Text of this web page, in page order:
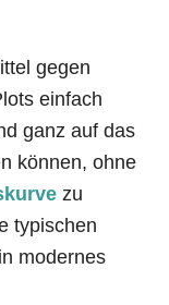
gegen
einfach
ganz auf das
können, ohne
zu
typischen
modernes